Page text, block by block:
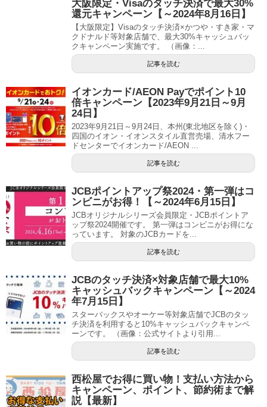
大阪限定・Visaのタッチ決済で最大30%
還元キャンペーン【～2024年8月16日】
【大阪限定】Visaのタッチ決済×かつや・すき家・マ
クドナルド等対象店舗で、最大30%キャッシュバッ
クキャンペーン実施です。 （画像：...
記事を読む
イオンカード/AEON Payでポイント10
倍キャンペーン【2023年9月21日～9月
24日】
2023年9月21日～9月24日、本州(東北地区を除く)・
四国のイオン・イオンスタイル直営売場、清水フー
ドセンターでイオンカード/AEON ...
記事を読む
JCBポイントアップ祭2024・第一弾はコ
ンビニがお得！【～2024年6月15日】
JCBオリジナルシリーズ会員限定・JCBポイントア
ップ祭2024開催です。 第一弾はコンビニがお得にな
っています。 対象のJCBカードを...
記事を読む
JCBのタッチ決済×対象店舗で最大10%
キャッシュバックキャンペーン【～2024
年7月15日】
スターバックスやオーケー等対象店舗でJCBのタッ
チ決済を利用すると10%キャッシュバックキャンペ
ーンです。 （画像：公式サイトより引用...
記事を読む
西松屋でお得に買い物！支払い方法から
キャンペーン、ポイント、節約術まで解
説【最新】